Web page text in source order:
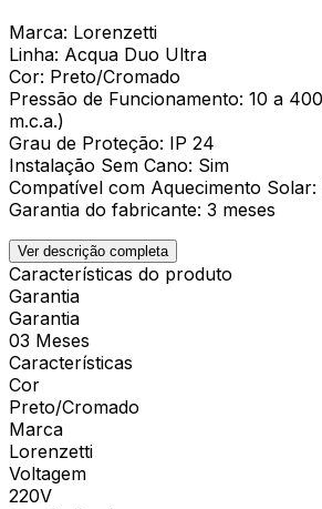
Marca: Lorenzetti
Linha: Acqua Duo Ultra
Cor: Preto/Cromado
Pressão de Funcionamento: 10 a
m.c.a.)
Grau de Proteção: IP 24
Instalação Sem Cano: Sim
Compatível com Aquecimento Solar:
Garantia do fabricante: 3 meses
Ver descrição completa
Características do produto
Garantia
Garantia
03 Meses
Características
Cor
Preto/Cromado
Marca
Lorenzetti
Voltagem
220V